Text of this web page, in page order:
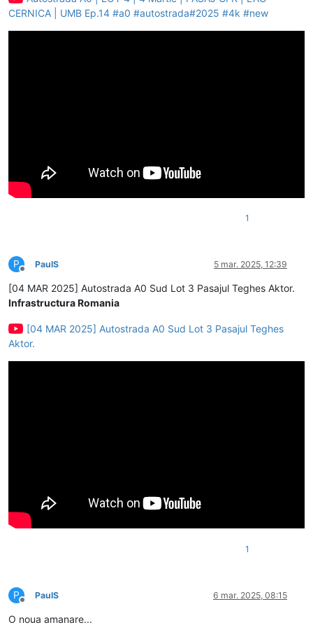
CERNICA | UMB Ep.14 #a0 #autostrada#2025 #4k #new
1
P
Deconectat
PaulS 5 mar. 2025, 12:39
[04 MAR 2025] Autostrada A0 Sud Lot 3 Pasajul Teghes Aktor.
Infrastructura Romania
[04 MAR 2025] Autostrada A0 Sud Lot 3 Pasajul Teghes
Aktor.
1
P
Deconectat
PaulS 6 mar. 2025, 08:15
O noua amanare...